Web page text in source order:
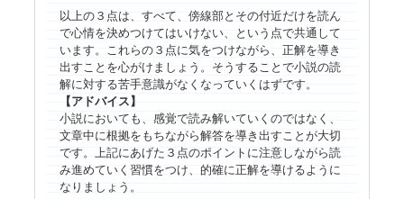
以上の３点は、すべて、傍線部とその付近だけを読ん
で心情を決めつけてはいけない、という点で共通して
います。これらの３点に気をつけながら、正解を導き
出すことを心がけましょう。そうすることで小説の読
解に対する苦手意識がなくなっていくはずです。
【アドバイス】
小説においても、感覚で読み解いていくのではなく、
文章中に根拠をもちながら解答を導き出すことが大切
です。上記にあげた３点のポイントに注意しながら読
み進めていく習慣をつけ、的確に正解を導けるように
なりましょう。